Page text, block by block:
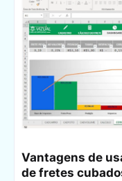
Vantagens de
de fretes